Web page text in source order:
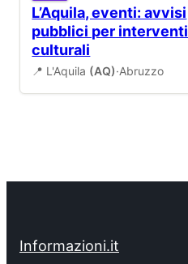
L’Aquila, eventi: avvisi
pubblici per interventi
culturali
📍 L'Aquila (AQ)·Abruzzo
Informazioni.it